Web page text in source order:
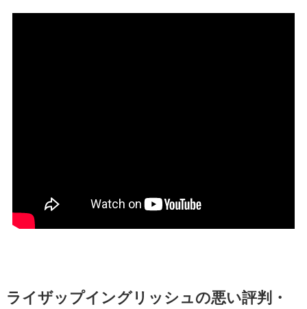
ライザップイングリッシュの悪い評判・